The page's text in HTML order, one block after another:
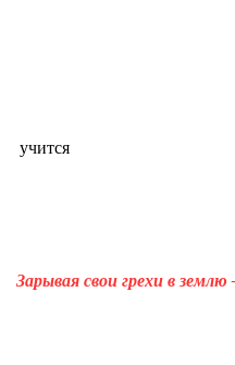
учится
Зарывая свои грехи в